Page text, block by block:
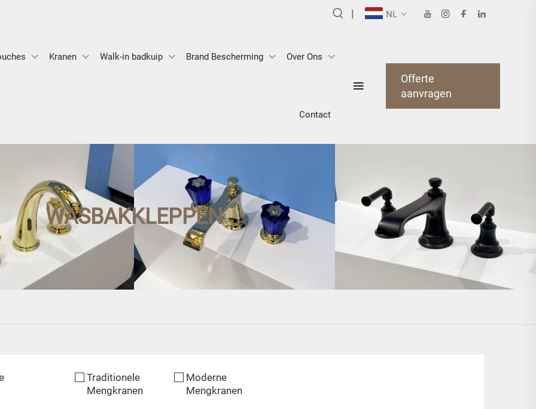
| NL
Kranen Walk-in badkuip Brand Bescherming Over Ons
Contact
Offerte
aanvragen
WASBAKKLEPPEN
Traditionele
Mengkranen
Moderne
Mengkranen